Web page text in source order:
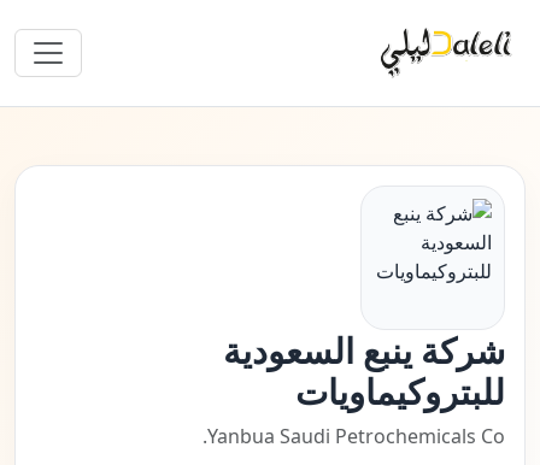
شركة ينبع السعودية
للبتروكيماويات
Yanbua Saudi Petrochemicals Co.